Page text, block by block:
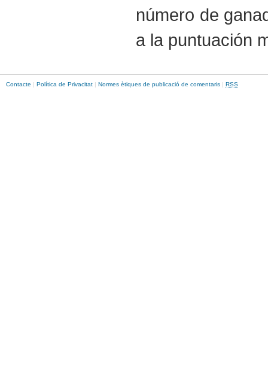
número de
a la puntuación
Contacte | Política de Privacitat | Normes ètiques de publicació de comentaris | RSS